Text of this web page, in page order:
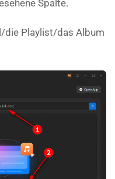
Spalte.
die Playlist/das Album